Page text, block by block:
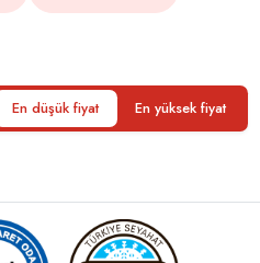
En düşük fiyat En yüksek fiyat